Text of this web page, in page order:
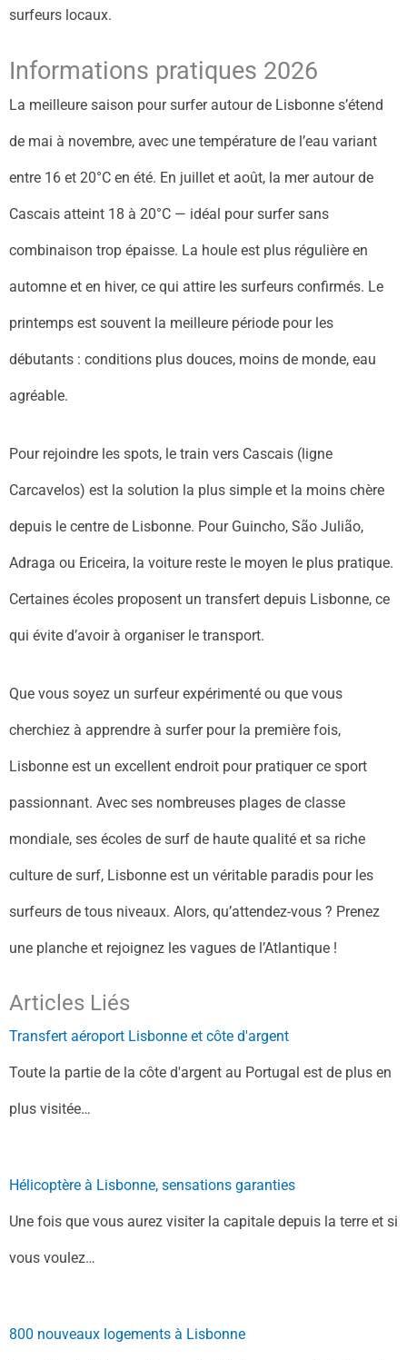
surfeurs locaux.
Informations pratiques 2026
La meilleure saison pour surfer autour de Lisbonne s’étend
de mai à novembre, avec une température de l’eau variant
entre 16 et 20°C en été. En juillet et août, la mer autour de
Cascais atteint 18 à 20°C — idéal pour surfer sans
combinaison trop épaisse. La houle est plus régulière en
automne et en hiver, ce qui attire les surfeurs confirmés. Le
printemps est souvent la meilleure période pour les
débutants : conditions plus douces, moins de monde, eau
agréable.
Pour rejoindre les spots, le train vers Cascais (ligne
Carcavelos) est la solution la plus simple et la moins chère
depuis le centre de Lisbonne. Pour Guincho, São Julião,
Adraga ou Ericeira, la voiture reste le moyen le plus pratique.
Certaines écoles proposent un transfert depuis Lisbonne, ce
qui évite d’avoir à organiser le transport.
Que vous soyez un surfeur expérimenté ou que vous
cherchiez à apprendre à surfer pour la première fois,
Lisbonne est un excellent endroit pour pratiquer ce sport
passionnant. Avec ses nombreuses plages de classe
mondiale, ses écoles de surf de haute qualité et sa riche
culture de surf, Lisbonne est un véritable paradis pour les
surfeurs de tous niveaux. Alors, qu’attendez-vous ? Prenez
une planche et rejoignez les vagues de l’Atlantique !
Articles Liés
Transfert aéroport Lisbonne et côte d'argent
Toute la partie de la côte d'argent au Portugal est de plus en
plus visitée…
Hélicoptère à Lisbonne, sensations garanties
Une fois que vous aurez visiter la capitale depuis la terre et si
vous voulez…
800 nouveaux logements à Lisbonne